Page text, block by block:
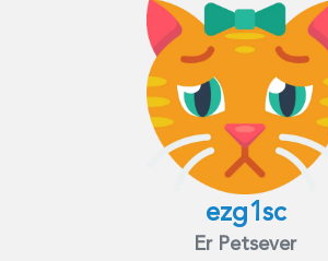
ezg1sc
Er Petsever